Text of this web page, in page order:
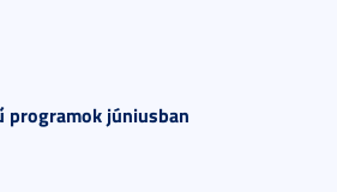
programok júniusban